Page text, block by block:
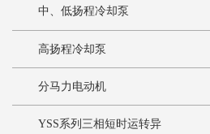
中、低扬程冷却泵
高扬程冷却泵
分马力电动机
YSS系列三相短时运转异